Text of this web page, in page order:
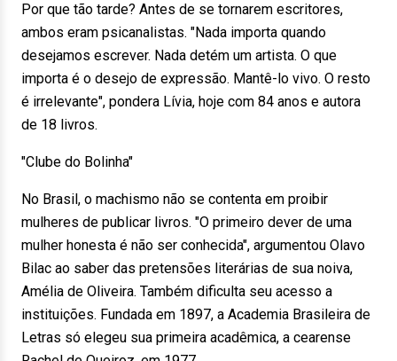
Por que tão tarde? Antes de se tornarem escritores,
ambos eram psicanalistas. "Nada importa quando
desejamos escrever. Nada detém um artista. O que
importa é o desejo de expressão. Mantê-lo vivo. O resto
é irrelevante", pondera Lívia, hoje com 84 anos e autora
de 18 livros.
"Clube do Bolinha"
No Brasil, o machismo não se contenta em proibir
mulheres de publicar livros. "O primeiro dever de uma
mulher honesta é não ser conhecida", argumentou Olavo
Bilac ao saber das pretensões literárias de sua noiva,
Amélia de Oliveira. Também dificulta seu acesso a
instituições. Fundada em 1897, a Academia Brasileira de
Letras só elegeu sua primeira acadêmica, a cearense